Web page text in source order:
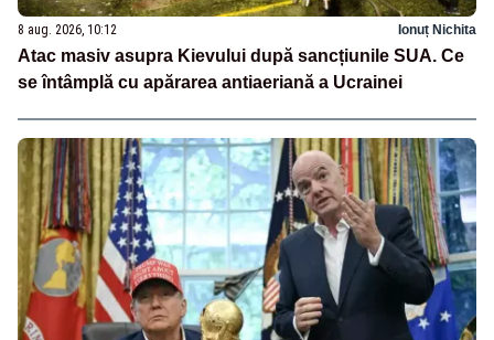
8 aug. 2026, 10:12 Ionuț Nichita
Atac masiv asupra Kievului după sancțiunile SUA. Ce
se întâmplă cu apărarea antiaeriană a Ucrainei